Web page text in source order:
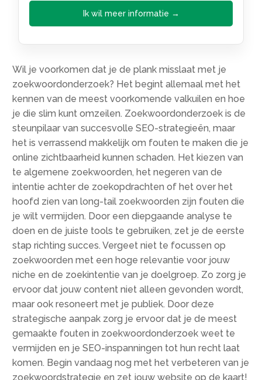
Ik wil meer informatie →
Wil je voorkomen dat je de plank misslaat met je
zoekwoordonderzoek? Het begint allemaal met het
kennen van de meest voorkomende valkuilen en hoe
je die slim kunt omzeilen.​ Zoekwoordonderzoek is de
steunpilaar van succesvolle SEO-strategieën, maar
het is verrassend makkelijk om fouten te maken die je
online zichtbaarheid kunnen schaden.​ Het kiezen van
te algemene zoekwoorden, het negeren van de
intentie achter de zoekopdrachten of het over het
hoofd zien van long-tail zoekwoorden zijn fouten die
je wilt vermijden.​ Door een diepgaande analyse te
doen en de juiste tools te gebruiken, zet je de eerste
stap richting succes.​ Vergeet niet te focussen op
zoekwoorden met een hoge relevantie voor jouw
niche en de zoekintentie van je doelgroep.​ Zo zorg je
ervoor dat jouw content niet alleen gevonden wordt,
maar ook resoneert met je publiek.​ Door deze
strategische aanpak zorg je ervoor dat je de meest
gemaakte fouten in zoekwoordonderzoek weet te
vermijden en je SEO-inspanningen tot hun recht laat
komen.​ Begin vandaag nog met het verbeteren van je
zoekwoordstrategie en zet jouw website op de kaart!